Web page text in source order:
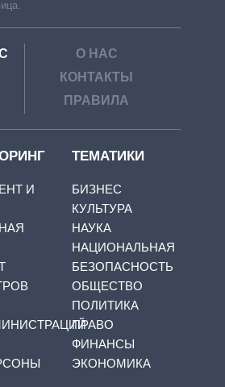
О НАС
КОНТАКТЫ
ПРАВИЛА
И
ТЕМАТИКИ
БИЗНЕС
КУЛЬТУРА
НАУКА
НАЦИОНАЛЬНАЯ
БЕЗОПАСНОСТЬ
ОБЩЕСТВО
ПОЛИТИКА
ПРАВО
ФИНАНСЫ
ЭКОНОМИКА